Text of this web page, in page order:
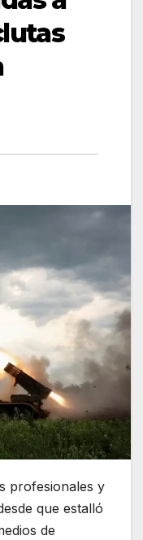
profesionales y
que estalló
de